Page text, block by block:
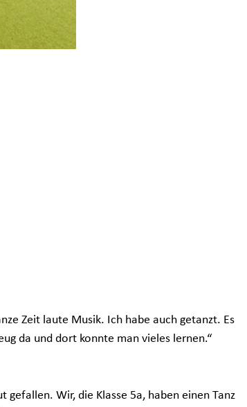
Zeit laute Musik. Ich habe auch getanzt. Es
da und dort konnte man vieles lernen.“
Wir, die Klasse 5a, haben einen Tanz